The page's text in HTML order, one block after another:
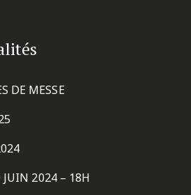
DE MESSE
JUIN 2024 – 18H